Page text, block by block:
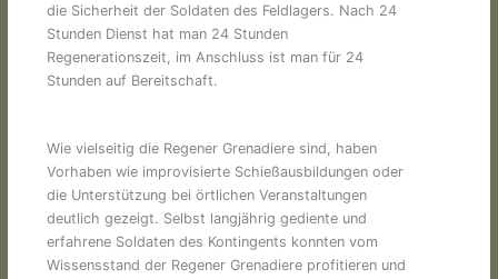
die Sicherheit der Soldaten des Feldlagers. Nach 24
Stunden Dienst hat man 24 Stunden
Regenerationszeit, im Anschluss ist man für 24
Stunden auf Bereitschaft.
Wie vielseitig die Regener Grenadiere sind, haben
Vorhaben wie improvisierte Schießausbildungen oder
die Unterstützung bei örtlichen Veranstaltungen
deutlich gezeigt. Selbst langjährig gediente und
erfahrene Soldaten des Kontingents konnten vom
Wissensstand der Regener Grenadiere profitieren und